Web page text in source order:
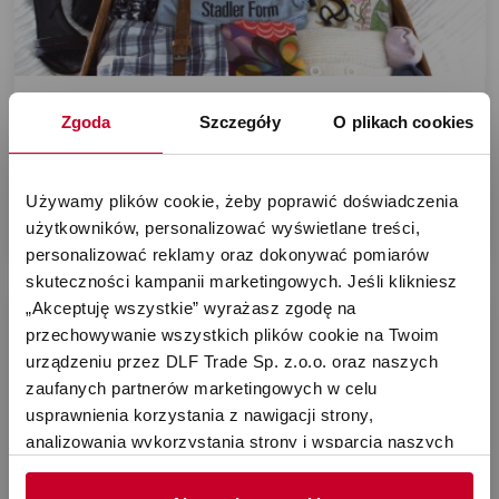
Zgoda Szczegóły O plikach cookies
Używamy plików cookie, żeby poprawić doświadczenia
użytkowników, personalizować wyświetlane treści,
personalizować reklamy oraz dokonywać pomiarów
skuteczności kampanii marketingowych. Jeśli klikniesz
„Akceptuję wszystkie” wyrażasz zgodę na
przechowywanie wszystkich plików cookie na Twoim
urządzeniu przez DLF Trade Sp. z.o.o. oraz naszych
zaufanych partnerów marketingowych w celu
usprawnienia korzystania z nawigacji strony,
analizowania wykorzystania strony i wsparcia naszych
działań marketingowych. Możesz też zarządzać nimi
samodzielnie poprzez wybranie opcji „Ustawienia
na urlopie
Czytaj więcej
Stadler Form , 30 mar 2023
Mądra Eva – zdalnie sterowany nawilżacz